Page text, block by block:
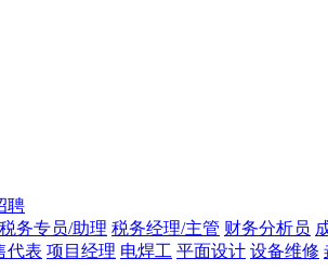
聘
税务专员/助理 税务经理/主管 财务分析员
代表 项目经理 电焊工 平面设计 设备维修